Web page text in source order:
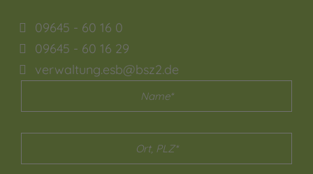
09645 - 60 16 0
09645 - 60 16 29
verwaltung.esb@bsz2.de